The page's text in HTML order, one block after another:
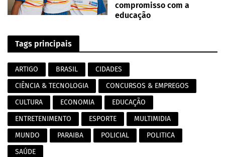
compromisso com a
educação
Tags principais
ARTIGO BRASIL
CIDADES
CIÊNCIA & TECNOLOGIA
CONCURSOS & EMPREGOS
CULTURA
ECONOMIA
EDUCAÇÃO
ENTRETENIMENTO
ESPORTE
MULTIMIDIA
MUNDO
PARAIBA POLICIAL
POLITICA
SAÚDE